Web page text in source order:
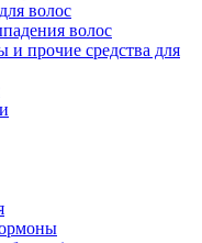
волос
волос
прочие средства для